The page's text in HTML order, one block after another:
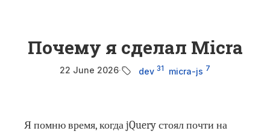
Почему я сделал Micra
22 June 2026· dev 31 micra-js 7
Я помню время, когда jQuery стоял почти на